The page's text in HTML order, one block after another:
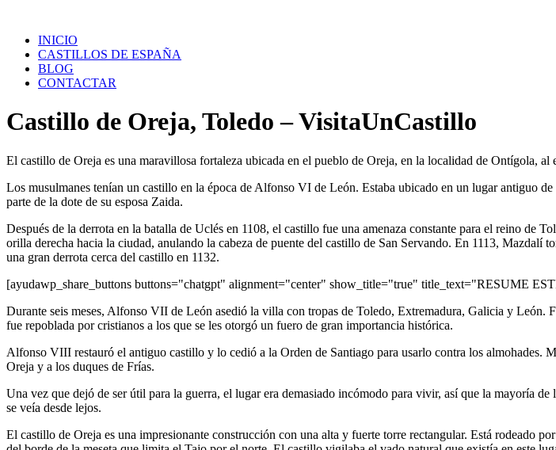
contenidoINICIO
CASTILLOS DE ESPAÑA
BLOG
CONTACTAR
Castillo de Oreja, Toledo – VisitaUnCastillo
El castillo de Oreja es una maravillosa fortaleza ubicada en el pueblo de Oreja, en la localidad de Ontígola,
Los musulmanes tenían un castillo en la época de Alfonso VI de León. Estaba ubicado en un lugar antiguo
parte de la dote de su esposa Zaida.
Después de la derrota en la batalla de Uclés en 1108, el castillo fue una amenaza constante para el reino de
orilla derecha hacia la ciudad, anulando la cabeza de puente del castillo de San Servando. En 1113, Mazdalí
una gran derrota cerca del castillo en 1132.
[ayudawp_share_buttons buttons="chatgpt" alignment="center" show_title="true" title_text="RESUME
Durante seis meses, Alfonso VII de León asedió la villa con tropas de Toledo, Extremadura, Galicia y
fue repoblada por cristianos a los que se les otorgó un fuero de gran importancia histórica.
Alfonso VIII restauró el antiguo castillo y lo cedió a la Orden de Santiago para usarlo contra los almohades.
Oreja y a los duques de Frías.
Una vez que dejó de ser útil para la guerra, el lugar era demasiado incómodo para vivir, así que la mayoría
se veía desde lejos.
El castillo de Oreja es una impresionante construcción con una alta y fuerte torre rectangular. Está rodeado